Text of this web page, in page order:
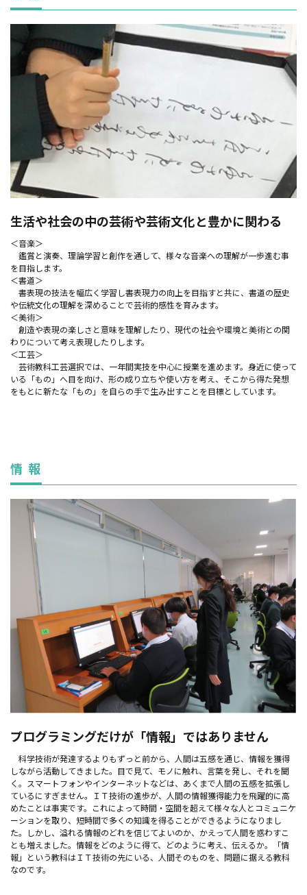
生活や社会の中の芸術や芸術文化と豊かに関わる
＜音楽＞
鑑賞と演奏、理論学習と創作を通して、様々な音楽への理解が一歩進む事
を目指します。
＜書道＞
書表現の技法を幅広く学習し書表現力の向上を目指すと共に、書道の歴史
や伝統文化の理解を深めることで芸術的感性を育みます。
＜美術＞
創造や表現の楽しさと意味を理解したり、現代の社会や環境と美術との関
わりについて考え表現したりします。
＜工芸＞
芸術教科工芸選択では、一年間実技を中心に授業を進めます。身近に使って
いる「もの」へ目を向け、形の成り立ちや使い方を考え、そこから得た発想
をもとに新たな「もの」を自らの手で生み出すことを目標としています。
情 報
プログラミングだけが「情報」ではありません
科学技術が発達するよりもずっと前から、人間は五感を通じ、情報を獲得
しながら活動してきました。目で見て、モノに触れ、言葉を発し、それを聞
く。スマートフォンやインターネットなどは、あくまで人間の五感を拡張し
ているにすぎません。ＩＴ技術の進歩が、人間の情報獲得能力を飛躍的に高
めたことは事実です。これによって時間・空間を超えて様々な人とコミュニケ
ーションを取り、短時間で多くの知識を得ることができるようになりまし
た。しかし、溢れる情報のどれを信じてよいのか、かえって人間を惑わすこ
とも増えました。情報をどのように得て、どのように考え、伝えるか。「情
報」という教科はＩＴ技術の先にいる、人間そのものを、問題に据える教科
なのです。